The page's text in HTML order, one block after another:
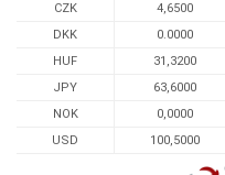
CZK
4,6500
DKK
0.0000
HUF
31,3200
JPY
63,6000
NOK
0,0000
USD
100,5000